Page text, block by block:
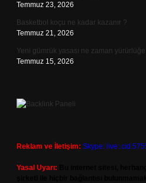
Temmuz 23, 2026
Basketbol koçu ne kadar kazanır ?
Temmuz 21, 2026
Yeni gümrük yasası ne zaman
Temmuz 15, 2026
Reklam ve İletişim: Skype:
Yasal Uyarı: